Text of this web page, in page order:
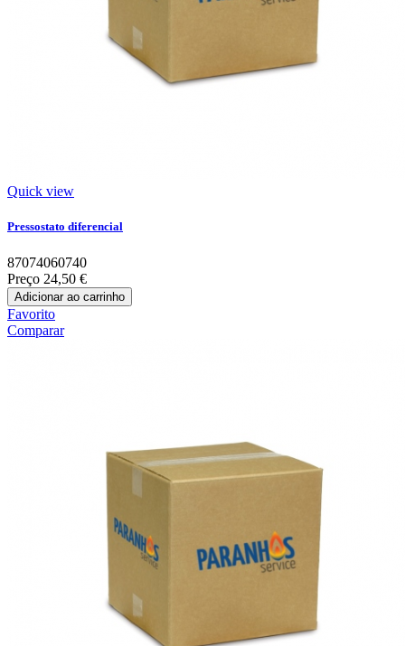
Quick view
Pressostato diferencial
87074060740
Preço 24,50 €
Adicionar ao carrinho
Favorito
Comparar